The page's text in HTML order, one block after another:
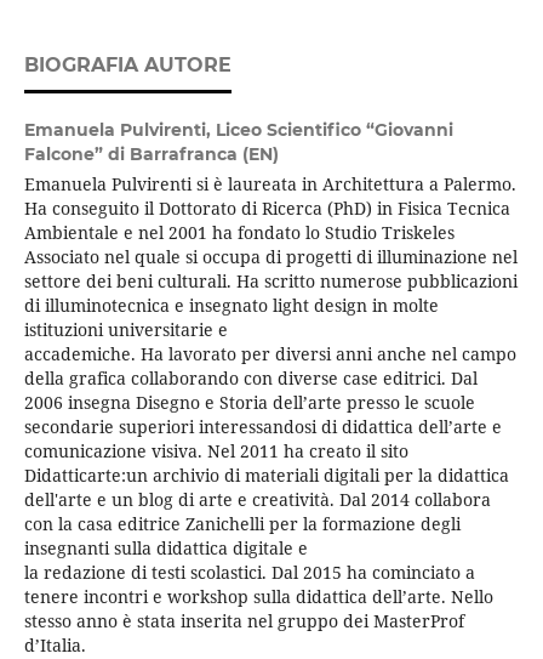
BIOGRAFIA AUTORE
Emanuela Pulvirenti, Liceo Scientifico “Giovanni
Falcone” di Barrafranca (EN)
Emanuela Pulvirenti si è laureata in Architettura a Palermo.
Ha conseguito il Dottorato di Ricerca (PhD) in Fisica Tecnica
Ambientale e nel 2001 ha fondato lo Studio Triskeles
Associato nel quale si occupa di progetti di illuminazione nel
settore dei beni culturali. Ha scritto numerose pubblicazioni
di illuminotecnica e insegnato light design in molte
istituzioni universitarie e
accademiche. Ha lavorato per diversi anni anche nel campo
della grafica collaborando con diverse case editrici. Dal
2006 insegna Disegno e Storia dell’arte presso le scuole
secondarie superiori interessandosi di didattica dell’arte e
comunicazione visiva. Nel 2011 ha creato il sito
Didatticarte:un archivio di materiali digitali per la didattica
dell'arte e un blog di arte e creatività. Dal 2014 collabora
con la casa editrice Zanichelli per la formazione degli
insegnanti sulla didattica digitale e
la redazione di testi scolastici. Dal 2015 ha cominciato a
tenere incontri e workshop sulla didattica dell’arte. Nello
stesso anno è stata inserita nel gruppo dei MasterProf
d’Italia.